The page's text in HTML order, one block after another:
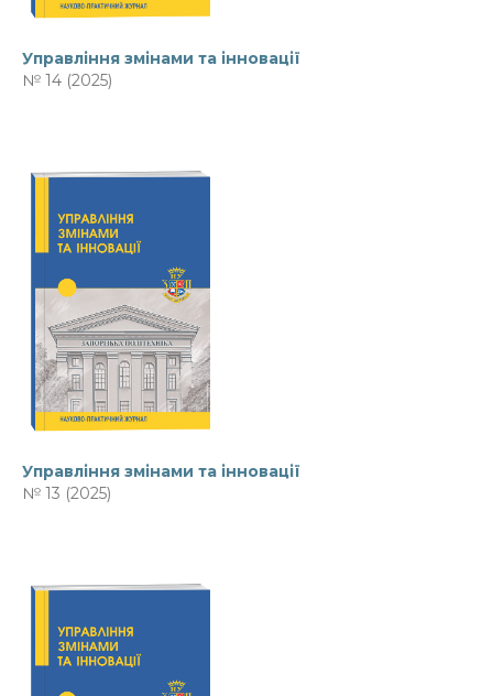
Управління змінами та інновації
№ 14 (2025)
Управління змінами та інновації
№ 13 (2025)